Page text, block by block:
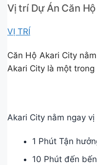
Vị trí Dự Án Căn
VỊ TRÍ
Căn Hộ Akari City
Akari City là một
Akari City nằm ngay
1 Phút Tận
10 Phút đến